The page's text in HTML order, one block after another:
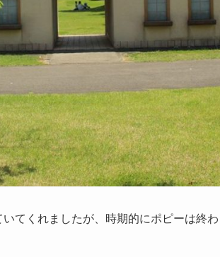
てくれましたが、時期的にポピーは終